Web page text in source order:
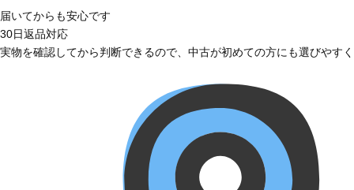
届いてからも安心です
30日返品対応
実物を確認してから判断できるので、中古が初めての方にも選びやす